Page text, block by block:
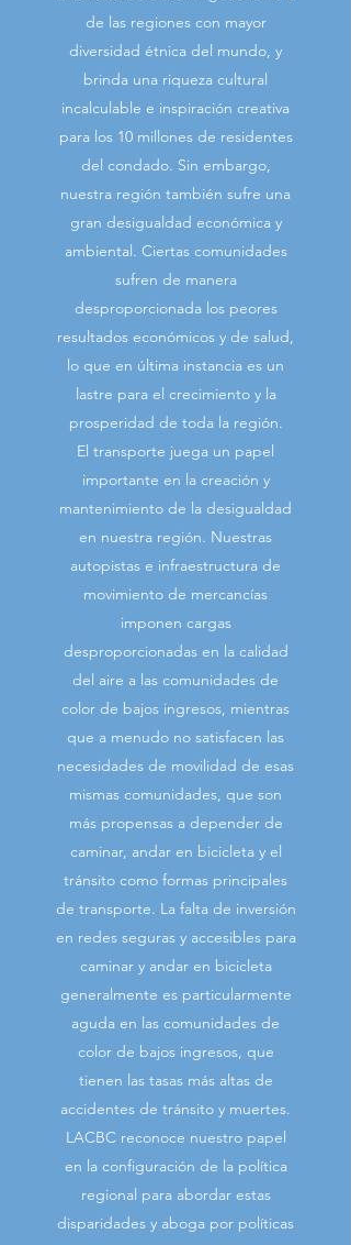
de las regiones con mayor
diversidad étnica del mundo, y
brinda una riqueza cultural
incalculable e inspiración creativa
para los 10 millones de residentes
del condado. Sin embargo,
nuestra región también sufre una
gran desigualdad económica y
ambiental. Ciertas comunidades
sufren de manera
desproporcionada los peores
resultados económicos y de salud,
lo que en última instancia es un
lastre para el crecimiento y la
prosperidad de toda la región.
El transporte juega un papel
importante en la creación y
mantenimiento de la desigualdad
en nuestra región. Nuestras
autopistas e infraestructura de
movimiento de mercancías
imponen cargas
desproporcionadas en la calidad
del aire a las comunidades de
color de bajos ingresos, mientras
que a menudo no satisfacen las
necesidades de movilidad de esas
mismas comunidades, que son
más propensas a depender de
caminar, andar en bicicleta y el
tránsito como formas principales
de transporte. La falta de inversión
en redes seguras y accesibles para
caminar y andar en bicicleta
generalmente es particularmente
aguda en las comunidades de
color de bajos ingresos, que
tienen las tasas más altas de
accidentes de tránsito y muertes.
LACBC reconoce nuestro papel
en la configuración de la política
regional para abordar estas
disparidades y aboga por políticas